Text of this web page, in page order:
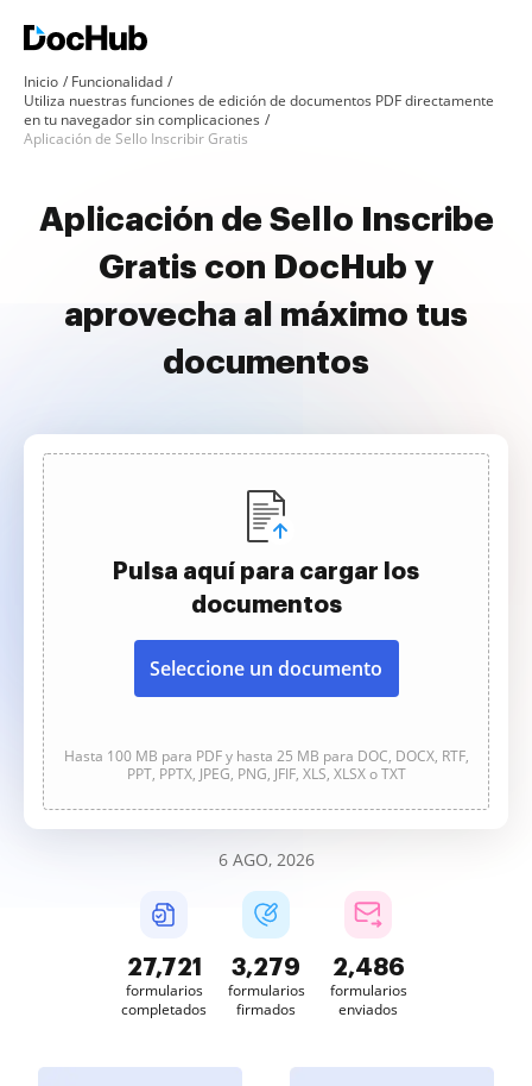
Inicio
Funcionalidad
Utiliza nuestras funciones de edición de documentos PDF directamente
en tu navegador sin complicaciones
Aplicación de Sello Inscribir Gratis
Aplicación de Sello Inscribe
Gratis con DocHub y
aprovecha al máximo tus
documentos
Pulsa aquí para cargar los
documentos
Seleccione un documento
Hasta 100 MB para PDF y hasta 25 MB para DOC, DOCX, RTF,
PPT, PPTX, JPEG, PNG, JFIF, XLS, XLSX o TXT
6 AGO, 2026
27,723
formularios
completados
3,279
formularios
firmados
2,486
formularios
enviados